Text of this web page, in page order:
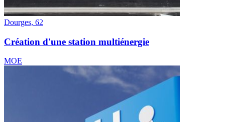
Dourges, 62
Création d'une station multiénergie
MOE